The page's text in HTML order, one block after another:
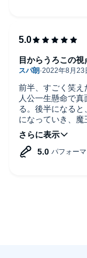
前半、すごく笑え
人公一生懸命で
る。後半になる
になっていき、魔
んでて勇気をあ
かった。笑えてい
きめてはいけない
目からうろこの視